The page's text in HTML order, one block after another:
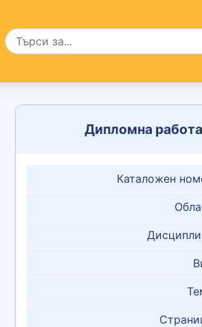
Дипломна
Каталожен